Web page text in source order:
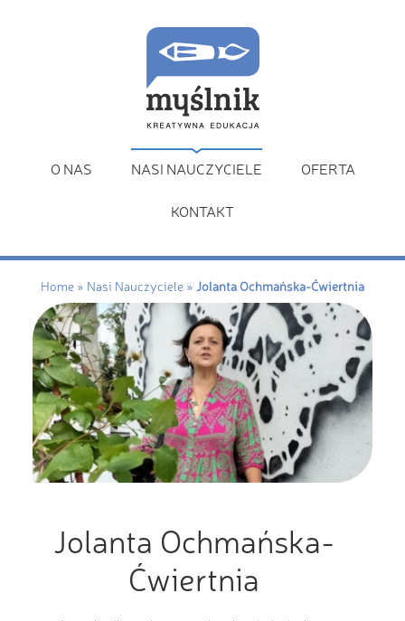
O NAS NASI NAUCZYCIELE OFERTA
KONTAKT
Home » Nasi Nauczyciele » Jolanta Ochmańska-Ćwiertnia
Jolanta Ochmańska-
Ćwiertnia